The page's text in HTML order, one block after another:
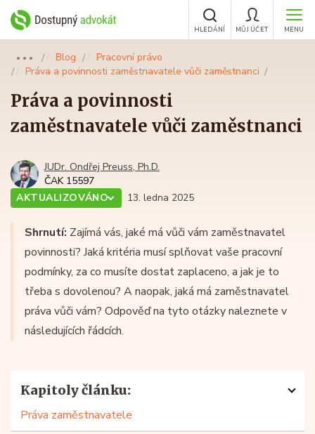
MENU
MŮJ ÚČET
HLEDÁNÍ
●●● Blog
Pracovní právo
Práva a povinnosti zaměstnavatele vůči zaměstnanci
Práva a povinnosti
zaměstnavatele vůči zaměstnanci
JUDr. Ondřej Preuss, Ph.D.
ČAK 15597
AKTUALIZOVÁNO
13. ledna 2025
Shrnutí: Zajímá vás, jaké má vůči vám zaměstnavatel
povinnosti? Jaká kritéria musí splňovat vaše pracovní
podmínky, za co musíte dostat zaplaceno, a jak je to
třeba s dovolenou? A naopak, jaká má zaměstnavatel
práva vůči vám? Odpověď na tyto otázky naleznete v
následujících řádcích.
Kapitoly článku:
Práva zaměstnavatele